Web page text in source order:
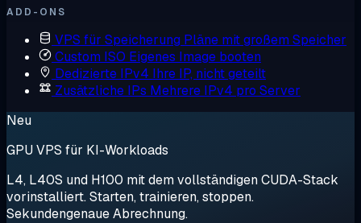
ADD-ONS
VPS für Speicherung Pläne mit großem Speicher
Custom ISO Eigenes Image booten
Dedizierte IPv4 Ihre IP, nicht geteilt
Zusätzliche IPs Mehrere IPv4 pro Server
Neu
GPU VPS für KI-Workloads
L4, L40S und H100 mit dem vollständigen CUDA-Stack
vorinstalliert. Starten, trainieren, stoppen.
Sekundengenaue Abrechnung.